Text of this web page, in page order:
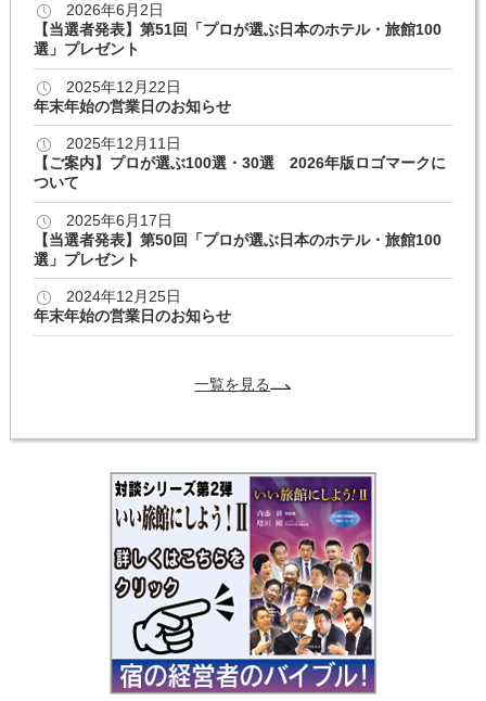
2026年6月2日
【当選者発表】第51回「プロが選ぶ日本のホテル・旅館100
選」プレゼント
2025年12月22日
年末年始の営業日のお知らせ
2025年12月11日
【ご案内】プロが選ぶ100選・30選 2026年版ロゴマークに
ついて
2025年6月17日
【当選者発表】第50回「プロが選ぶ日本のホテル・旅館100
選」プレゼント
2024年12月25日
年末年始の営業日のお知らせ
一覧を見る